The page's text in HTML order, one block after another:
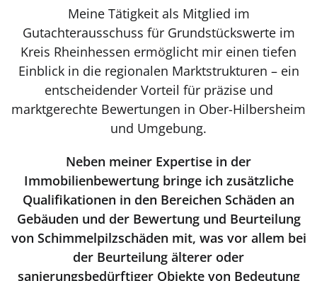
Meine Tätigkeit als Mitglied im
Gutachterausschuss für Grundstückswerte im
Kreis Rheinhessen ermöglicht mir einen tiefen
Einblick in die regionalen Marktstrukturen – ein
entscheidender Vorteil für präzise und
marktgerechte Bewertungen in Ober-Hilbersheim
und Umgebung.
Neben meiner Expertise in der
Immobilienbewertung bringe ich zusätzliche
Qualifikationen in den Bereichen Schäden an
Gebäuden und der Bewertung und Beurteilung
von Schimmelpilzschäden mit, was vor allem bei
der Beurteilung älterer oder
sanierungsbedürftiger Objekte von Bedeutung